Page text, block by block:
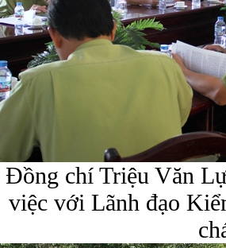
Đồng chí Triệu Văn
việc với Lãnh đạo